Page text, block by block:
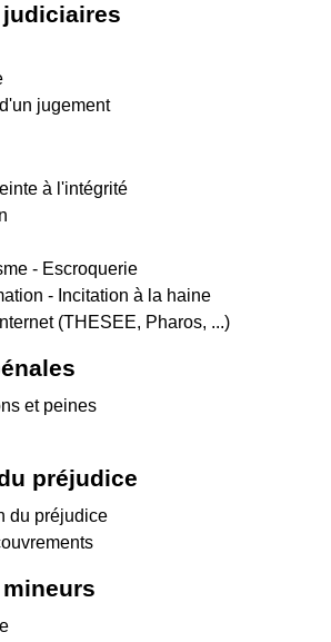
jugement
à l'intégrité
- Escroquerie
- Incitation à la haine
(THESEE, Pharos, ...)
et peines
préjudice
du préjudice